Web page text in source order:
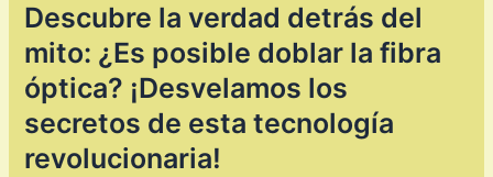
Descubre la verdad detrás del
mito: ¿Es posible doblar la fibra
óptica? ¡Desvelamos los
secretos de esta tecnología
revolucionaria!